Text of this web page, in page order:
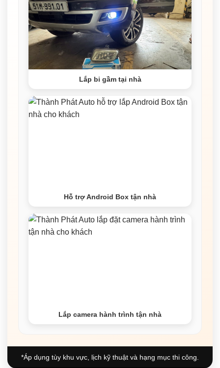
Lắp bi gầm tại nhà
Hỗ trợ Android Box tận nhà
Lắp camera hành trình tận nhà
*Áp dụng tùy khu vực, lịch kỹ thuật và hạng mục thi công.